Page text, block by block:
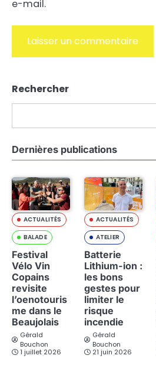
e-mail.
Rechercher
Dernières publications
ACTUALITÉS
BALADE
Festival
Vélo Vin
Copains
revisite
l’oenotouris
me dans le
Beaujolais
Gérald
Bouchon
1 juillet 2026
ACTUALITÉS
ATELIER
Batterie
Lithium-ion :
les bons
gestes pour
limiter le
risque
incendie
Gérald
Bouchon
21 juin 2026